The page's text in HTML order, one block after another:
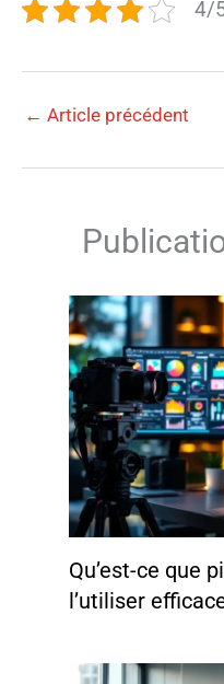
4/
← Article précédent
Qu’est-ce que
l’utiliser